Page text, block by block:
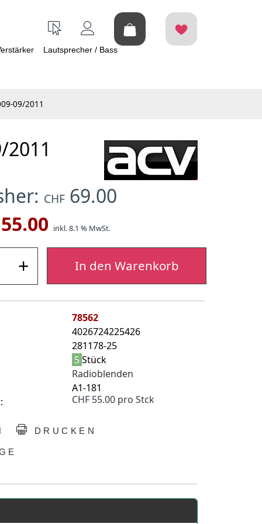
Lautsprecher / Bass
09/2011
CHF69.00
inkl. 8.1 % MwSt.
+ In den Warenkorb
78562
4026724225426
281178-25
5Stück
Radioblenden
A1-181
CHF 55.00 pro Stck
DRUCKEN